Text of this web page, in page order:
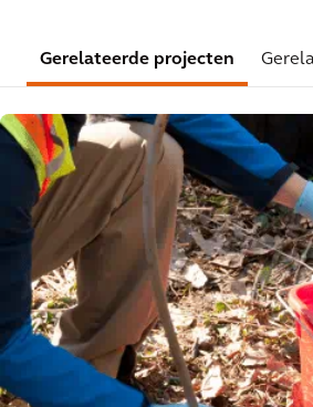
Gerelateerde projecten